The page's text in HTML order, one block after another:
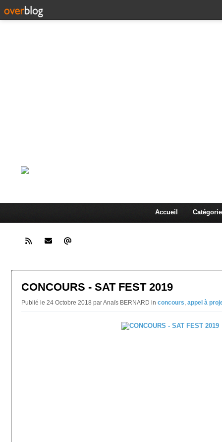
Accueil
CONCOURS - SAT FEST 2019
Publié le 24 Octobre 2018 par Anaïs BERNARD in concours, appel à